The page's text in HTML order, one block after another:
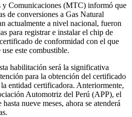
y Comunicaciones (MTC) informó que
de conversiones a Gas Natural
actualmente a nivel nacional, fueron
para registrar e instalar el chip de
de conformidad con el que
este combustible.
habilitación será la significativa
para la obtención del certificado
entidad certificadora. Anteriormente,
Automotriz del Perú (APP), el
nueve meses, ahora se atenderá